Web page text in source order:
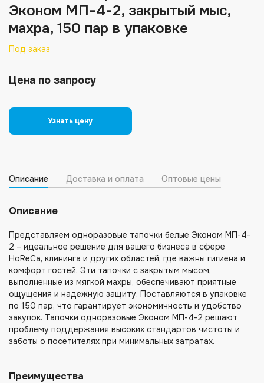
Эконом МП-4-2, закрытый мыс,
махра, 150 пар в упаковке
Под заказ
Цена по запросу
Узнать цену
Описание Доставка и оплата Оптовые цены
Описание
Представляем одноразовые тапочки белые Эконом МП-4-
2 – идеальное решение для вашего бизнеса в сфере
HoReCa, клининга и других областей, где важны гигиена и
комфорт гостей. Эти тапочки с закрытым мысом,
выполненные из мягкой махры, обеспечивают приятные
ощущения и надежную защиту. Поставляются в упаковке
по 150 пар, что гарантирует экономичность и удобство
закупок. Тапочки одноразовые Эконом МП-4-2 решают
проблему поддержания высоких стандартов чистоты и
заботы о посетителях при минимальных затратах.
Преимущества